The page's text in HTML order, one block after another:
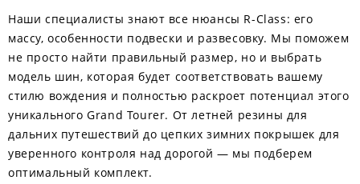
Наши специалисты знают все нюансы R-Class: его
массу, особенности подвески и развесовку. Мы поможем
не просто найти правильный размер, но и выбрать
модель шин, которая будет соответствовать вашему
стилю вождения и полностью раскроет потенциал этого
уникального Grand Tourer. От летней резины для
дальних путешествий до цепких зимних покрышек для
уверенного контроля над дорогой — мы подберем
оптимальный комплект.